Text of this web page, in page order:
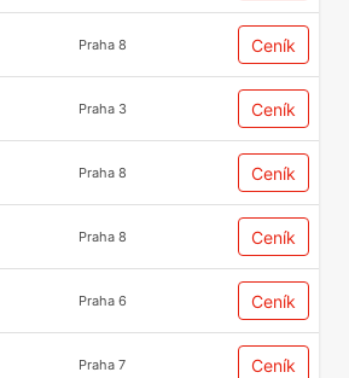
Praha 8 Ceník
Praha 3 Ceník
Praha 8 Ceník
Praha 8 Ceník
Praha 6 Ceník
Praha 7 Ceník